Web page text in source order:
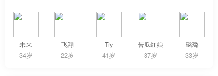
未来
34岁
飞翔
22岁
Try
41岁
苦瓜红娘
37岁
璐璐
33岁